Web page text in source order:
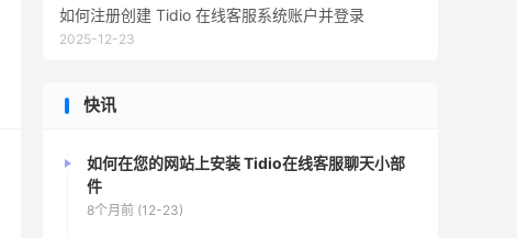
如何注册创建 Tidio 在线客服系统账户并登录
2025-12-23
快讯
如何在您的网站上安装 Tidio在线客服聊天小部
件
8个月前 (12-23)